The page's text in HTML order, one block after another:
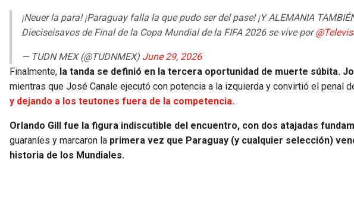
¡Neuer la para! ¡Paraguay falla la que pudo ser del pase! ¡Y ALEMANIA
Dieciseisavos de Final de la Copa Mundial de la FIFA 2026 se vive por
— TUDN MEX (@TUDNMEX) June 29, 2026
Finalmente, la tanda se definió en la tercera oportunidad de muerte súbita.
mientras que José Canale ejecutó con potencia a la izquierda y convirtió el penal
y dejando a los teutones fuera de la competencia.
Orlando Gill fue la figura indiscutible del encuentro, con dos atajadas
guaraníes y marcaron la primera vez que Paraguay (y cualquier selección)
historia de los Mundiales.